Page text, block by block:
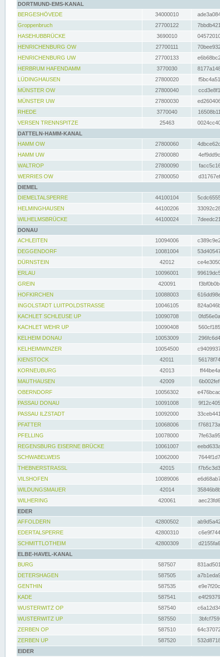
DORTMUND-EMS-KANAL
BERGESHÖVEDE
34000010
Groppenbruch
27700122
HASEHUBBRÜCKE
3690010
HENRICHENBURG OW
27700111
HENRICHENBURG UW
27700133
HERBRUM HAFENDAMM
3770030
LÜDINGHAUSEN
27800020
MÜNSTER OW
27800040
MÜNSTER UW
27800030
RHEDE
3770040
VERSEN TRENNSPITZE
25463
DATTELN-HAMM-KANAL
HAMM OW
27800060
HAMM UW
27800080
WALTROP
27800090
WERRIES OW
27800050
DIEMEL
DIEMELTALSPERRE
44100104
HELMINGHAUSEN
44100206
WILHELMSBRÜCKE
44100024
DONAU
ACHLEITEN
10094006
DEGGENDORF
10081004
DÜRNSTEIN
42012
ERLAU
10096001
GREIN
420091
HOFKIRCHEN
10088003
INGOLSTADT LUITPOLDSTRASSE
10046105
KACHLET SCHLEUSE UP
10090708
KACHLET WEHR UP
10090408
KELHEIM DONAU
10053009
KELHEIMWINZER
10054500
KIENSTOCK
42011
KORNEUBURG
42013
MAUTHAUSEN
42009
OBERNDORF
10056302
PASSAU DONAU
10091008
PASSAU ILZSTADT
10092000
PFATTER
10068006
PFELLING
10078000
REGENSBURG EISERNE BRÜCKE
10061007
SCHWABELWEIS
10062000
THEBNERSTRASSL
42015
VILSHOFEN
10089006
WILDUNGSMAUER
42014
WILHERING
420061
EDER
AFFOLDERN
42800502
EDERTALSPERRE
42800310
SCHMITTLOTHEIM
42800309
ELBE-HAVEL-KANAL
BURG
587507
DETERSHAGEN
587505
GENTHIN
587535
KADE
587541
WUSTERWITZ OP
587540
WUSTERWITZ UP
587550
ZERBEN OP
587510
ZERBEN UP
587520
EIDER